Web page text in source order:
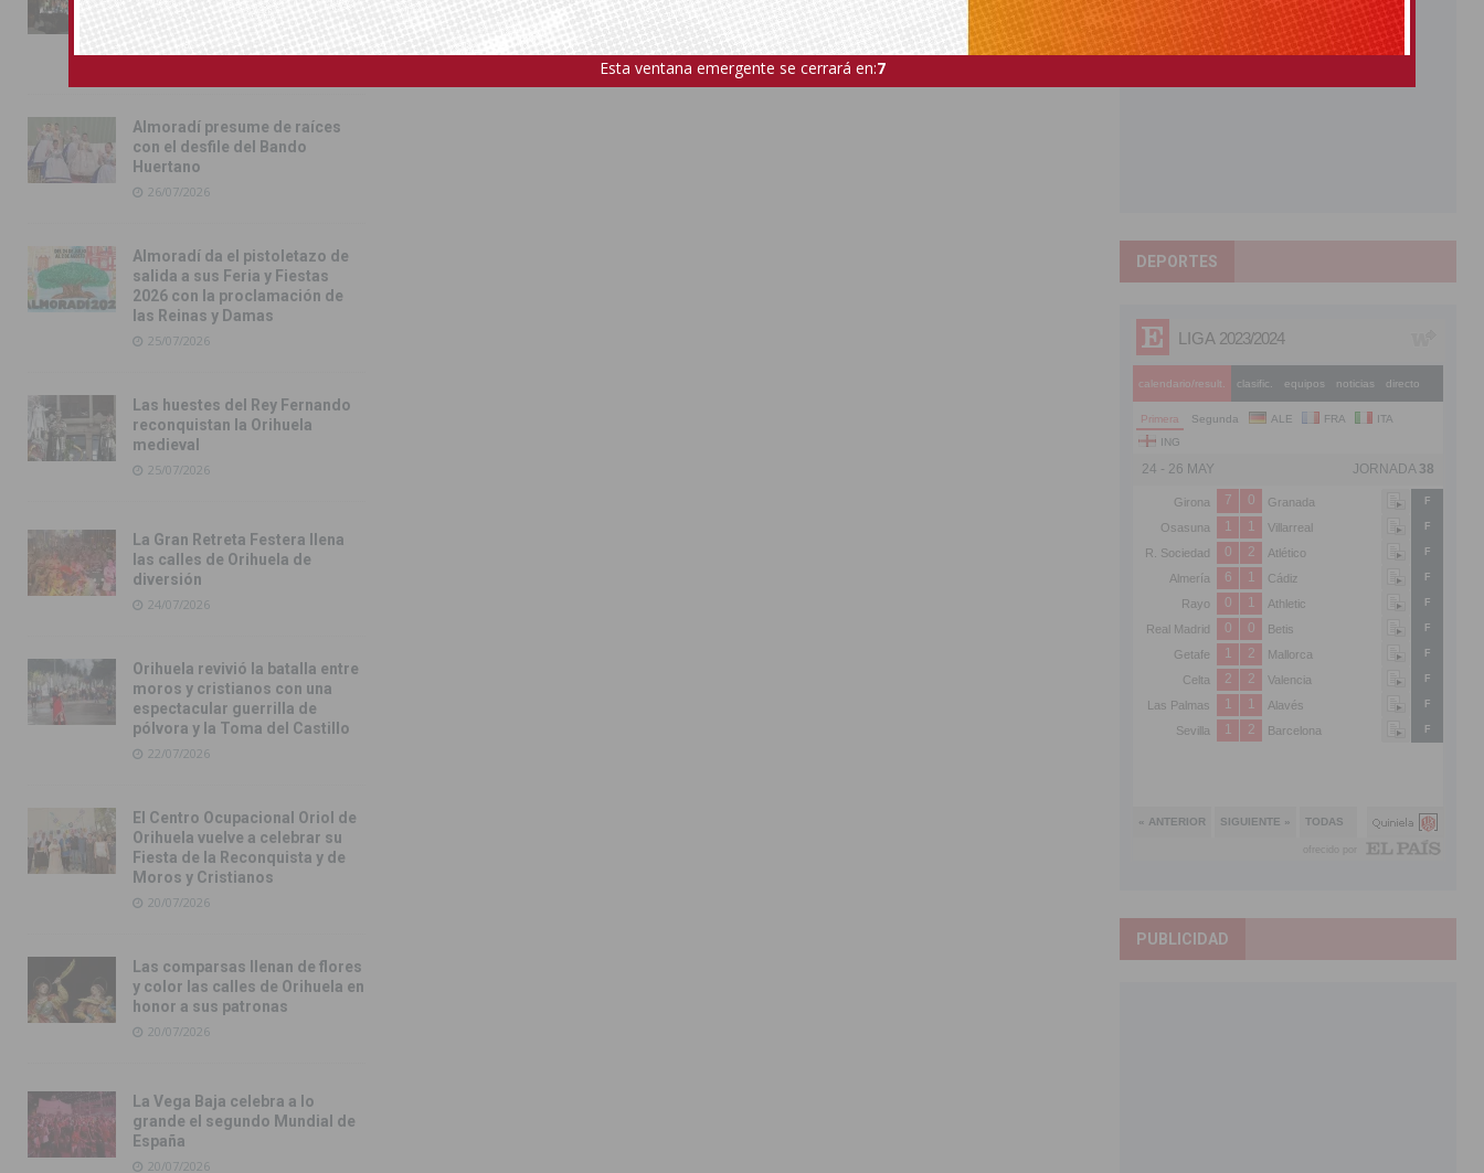
40º aniversario de su
independencia como municipio
Almoradí presume de raíces
con el desfile del Bando
Huertano
26/07/2026
Almoradí da el pistoletazo de
salida a sus Feria y Fiestas
2026 con la proclamación de
las Reinas y Damas
25/07/2026
Las huestes del Rey Fernando
reconquistan la Orihuela
medieval
25/07/2026
La Gran Retreta Festera llena
las calles de Orihuela de
diversión
24/07/2026
Orihuela revivió la batalla entre
moros y cristianos con una
espectacular guerrilla de
pólvora y la Toma del Castillo
22/07/2026
El Centro Ocupacional Oriol de
Orihuela vuelve a celebrar su
Fiesta de la Reconquista y de
Moros y Cristianos
20/07/2026
Las comparsas llenan de flores
y color las calles de Orihuela en
honor a sus patronas
20/07/2026
La Vega Baja celebra a lo
grande el segundo Mundial de
España
20/07/2026
DEPORTES
PUBLICIDAD
Esta ventana emergente se cerrará en:5